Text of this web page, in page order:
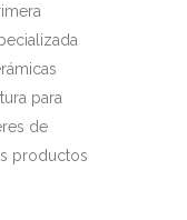
para
de
productos